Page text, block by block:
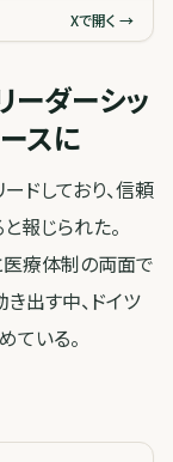
Xで開く →
ーダーシッ
スに
ドしており、信頼
報じられた。
療体制の両面で
出す中、ドイツ
ている。